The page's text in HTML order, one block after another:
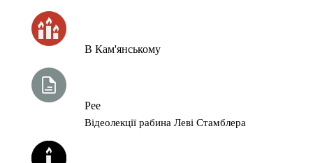
В Кам'янському
Рее
Відеолекції рабина Леві Стамблера